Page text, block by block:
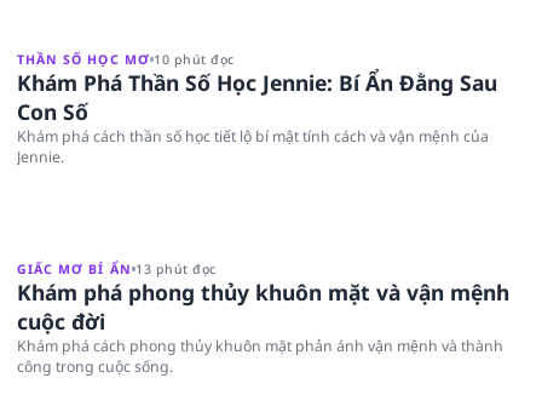
THẦN SỐ HỌC MƠ 10 phút đọc
Khám Phá Thần Số Học Jennie: Bí Ẩn Đằng Sau
Con Số
Khám phá cách thần số học tiết lộ bí mật tính cách và vận mệnh của
Jennie.
GIẤC MƠ BÍ ẨN 13 phút đọc
Khám phá phong thủy khuôn mặt và vận mệnh
cuộc đời
Khám phá cách phong thủy khuôn mặt phản ánh vận mệnh và thành
công trong cuộc sống.